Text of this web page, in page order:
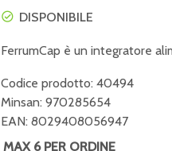
DISPONIBILE
FerrumCap è un integratore
Codice prodotto: 40494
Minsan: 970285654
EAN: 8029408056947
MAX 6 PER ORDINE